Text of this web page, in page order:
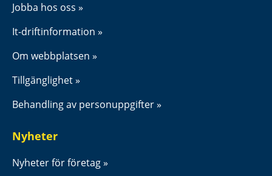
Jobba hos oss
It-driftinformation
Om webbplatsen
Tillgänglighet
Behandling av personuppgifter
Nyheter
Nyheter för företag